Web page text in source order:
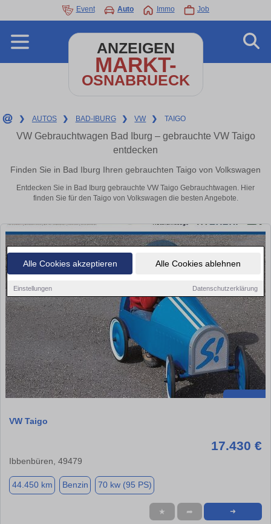
Alle Cookies akzeptieren Alle Cookies ablehnen
Einstellungen Datenschutzerklärung
Event Auto Immo Job
ANZEIGEN
MARKT-
OSNABRUECK
❯ AUTOS ❯ BAD-IBURG ❯ VW ❯ TAIGO
VW Gebrauchtwagen Bad Iburg – gebrauchte VW Taigo
entdecken
Finden Sie in Bad Iburg Ihren gebrauchten Taigo von Volkswagen
Entdecken Sie in Bad Iburg gebrauchte VW Taigo Gebrauchtwagen. Hier
finden Sie für den Taigo von Volkswagen die besten Angebote.
VW Taigo
17.430 €
Ibbenbüren, 49479
44.450 km Benzin 70 kw (95 PS)
★ ➦ ➜